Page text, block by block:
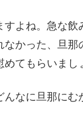
よね。急な
かった、旦那
てもらいまし
なに旦那に